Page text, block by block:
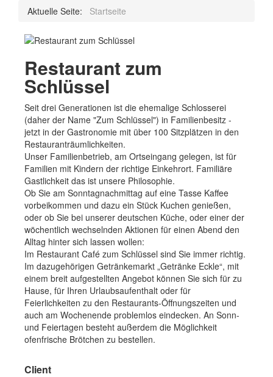
Aktuelle Seite: Startseite
Restaurant zum
Schlüssel
Seit drei Generationen ist die ehemalige Schlosserei
(daher der Name "Zum Schlüssel") in Familienbesitz -
jetzt in der Gastronomie mit über 100 Sitzplätzen in den
Restauranträumlichkeiten.
Unser Familienbetrieb, am Ortseingang gelegen, ist für
Familien mit Kindern der richtige Einkehrort. Familiäre
Gastlichkeit das ist unsere Philosophie.
Ob Sie am Sonntagnachmittag auf eine Tasse Kaffee
vorbeikommen und dazu ein Stück Kuchen genießen,
oder ob Sie bei unserer deutschen Küche, oder einer der
wöchentlich wechselnden Aktionen für einen Abend den
Alltag hinter sich lassen wollen:
Im Restaurant Café zum Schlüssel sind Sie immer richtig.
Im dazugehörigen Getränkemarkt „Getränke Eckle“, mit
einem breit aufgestellten Angebot können Sie sich für zu
Hause, für Ihren Urlaubsaufenthalt oder für
Feierlichkeiten zu den Restaurants-Öffnungszeiten und
auch am Wochenende problemlos eindecken. An Sonn-
und Feiertagen besteht außerdem die Möglichkeit
ofenfrische Brötchen zu bestellen.
Client